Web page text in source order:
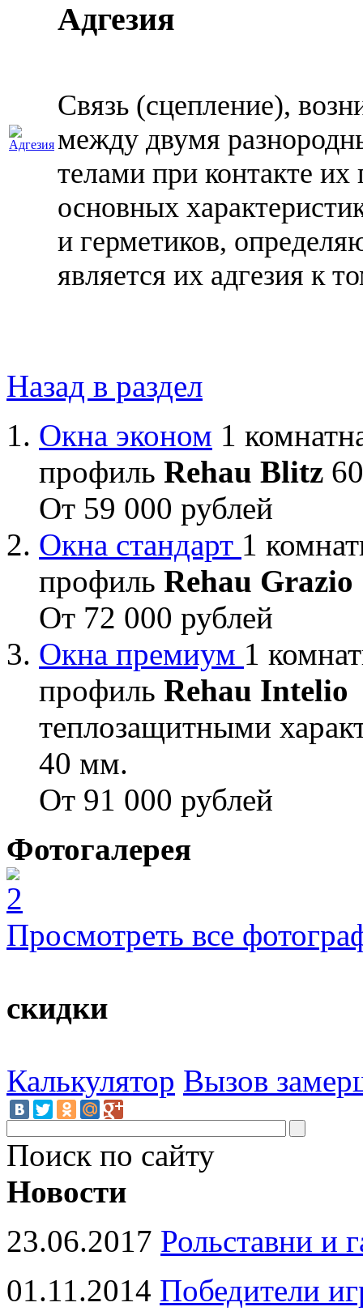
Адгезия
Связь (сцепление),
между двумя
телами при контакте
основных
и герметиков,
является их адгезия к
Назад в раздел
Окна эконом 1
профиль Rehau Blitz
От 59 000 рублей
Окна стандарт 1
профиль Rehau Grazio
От 72 000 рублей
Окна премиум 1
профиль Rehau Intelio
теплозащитными
40 мм.
От 91 000 рублей
Фотогалерея
Просмотреть все
скидки
Калькулятор Вызов
Поиск по сайту
Новости
23.06.2017 Рольставни и
01.11.2014 Победители